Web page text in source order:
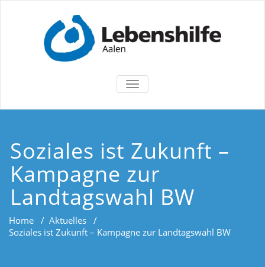
TOGGLE
Soziales ist Zukunft –
Kampagne zur
Landtagswahl BW
Home / Aktuelles /
Soziales ist Zukunft – Kampagne zur Landtagswahl BW